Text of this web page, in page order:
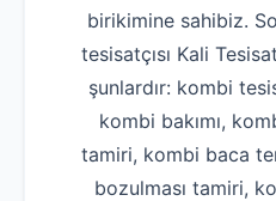
birikimine sahibiz.
tesisatçısı Kali
şunlardır: kombi
kombi bakımı,
tamiri, kombi baca
bozulması tamiri,